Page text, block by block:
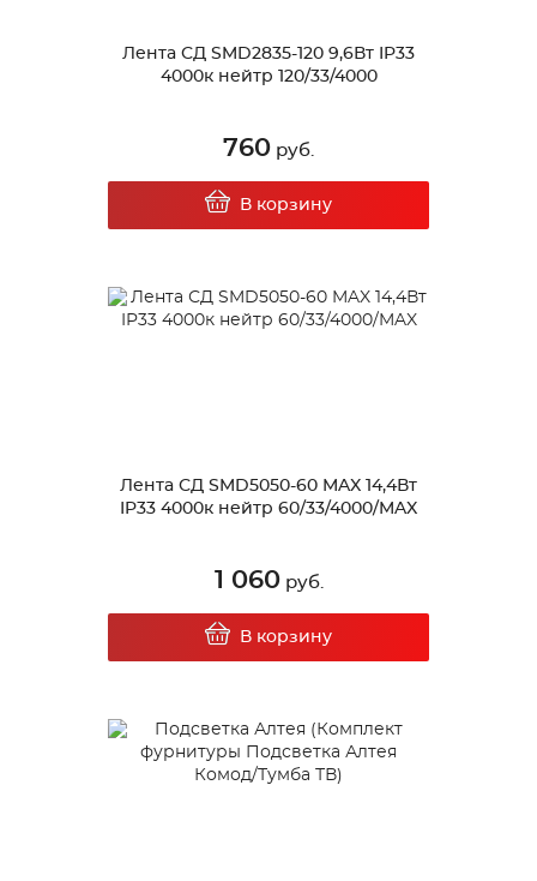
Лента СД SMD2835-120 9,6Вт IP33
4000к нейтр 120/33/4000
760 руб.
В корзину
Лента СД SMD5050-60 MAX 14,4Вт
IP33 4000к нейтр 60/33/4000/MAX
1 060руб.
В корзину